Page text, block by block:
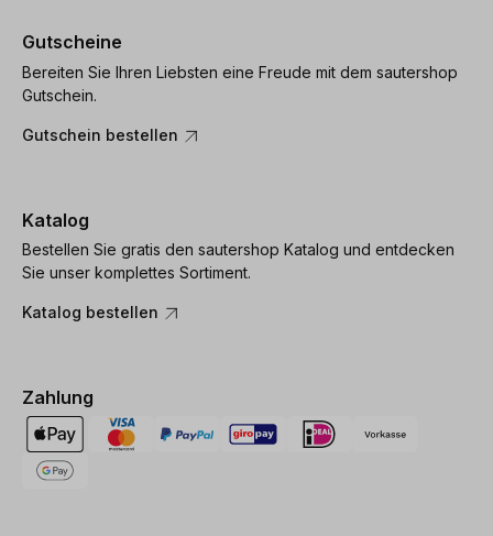
Gutscheine
Bereiten Sie Ihren Liebsten eine Freude mit dem sautershop
Gutschein.
Gutschein bestellen
Katalog
Bestellen Sie gratis den sautershop Katalog und entdecken
Sie unser komplettes Sortiment.
Katalog bestellen
Zahlung